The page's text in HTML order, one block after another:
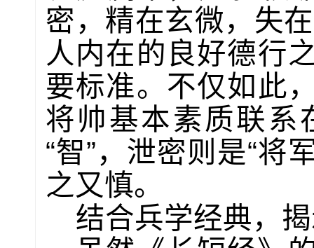
密，精在玄微，失
人内在的良好德行
要标准。不仅如此
将帅基本素质联系
“智”，泄密则是“将
之又慎。
结合兵学经典，